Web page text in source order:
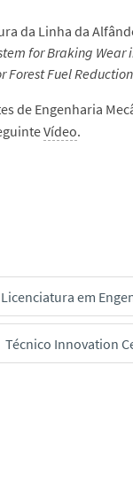
da Linha da
for Braking Wear
Fuel
de Engenharia
Vídeo.
Licenciatura em
Técnico Innovation